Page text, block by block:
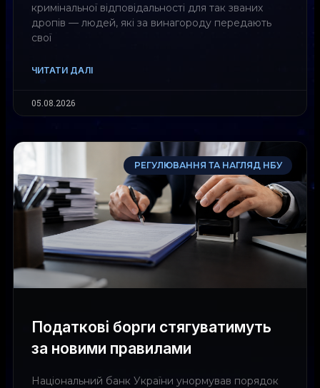
кримінальної відповідальності для так званих
дропів — людей, які за винагороду передають
свої
ЧИТАТИ ДАЛІ
05.08.2026
РЕГУЛЮВАННЯ ТА НАГЛЯД НБУ
Податкові борги стягуватимуть
за новими правилами
Національний банк України унормував порядок